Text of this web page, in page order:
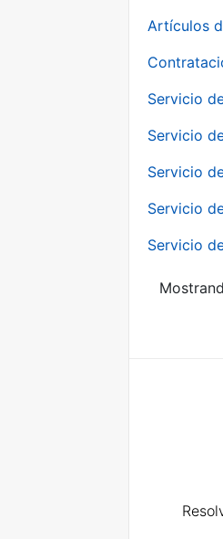
Artículos
Servicio
Servicio
Servicio
Servicio
Servicio